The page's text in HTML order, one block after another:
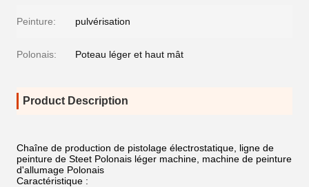
Peinture: pulvérisation
Polonais: Poteau léger et haut mât
Product Description
Chaîne de production de pistolage électrostatique, ligne de
peinture de Steet Polonais léger machine, machine de peinture
d'allumage Polonais
Caractéristique :